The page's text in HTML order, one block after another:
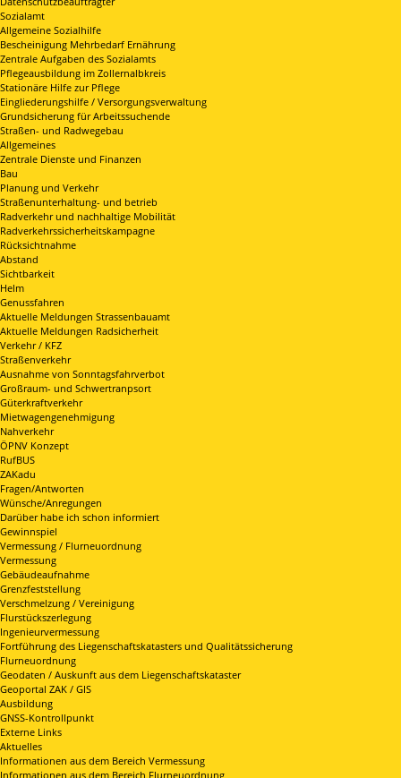
Sozialamt
Allgemeine Sozialhilfe
Bescheinigung Mehrbedarf Ernährung
Zentrale Aufgaben des Sozialamts
Pflegeausbildung im Zollernalbkreis
Stationäre Hilfe zur Pflege
Eingliederungshilfe / Versorgungsverwaltung
Grundsicherung für Arbeitssuchende
Straßen- und Radwegebau
Allgemeines
Zentrale Dienste und Finanzen
Bau
Planung und Verkehr
Straßenunterhaltung- und betrieb
Radverkehr und nachhaltige Mobilität
Radverkehrssicherheitskampagne
Rücksichtnahme
Abstand
Sichtbarkeit
Helm
Genussfahren
Aktuelle Meldungen Strassenbauamt
Aktuelle Meldungen Radsicherheit
Verkehr / KFZ
Straßenverkehr
Ausnahme von Sonntagsfahrverbot
Großraum- und Schwertranpsort
Güterkraftverkehr
Mietwagengenehmigung
Nahverkehr
ÖPNV Konzept
RufBUS
ZAKadu
Fragen/Antworten
Wünsche/Anregungen
Darüber habe ich schon informiert
Gewinnspiel
Vermessung / Flurneuordnung
Vermessung
Gebäudeaufnahme
Grenzfeststellung
Verschmelzung / Vereinigung
Flurstückszerlegung
Ingenieurvermessung
Fortführung des Liegenschaftskatasters und Qualitätssicherung
Flurneuordnung
Geodaten / Auskunft aus dem Liegenschaftskataster
Geoportal ZAK / GIS
Ausbildung
GNSS-Kontrollpunkt
Externe Links
Aktuelles
Informationen aus dem Bereich Vermessung
Informationen aus dem Bereich Flurneuordnung